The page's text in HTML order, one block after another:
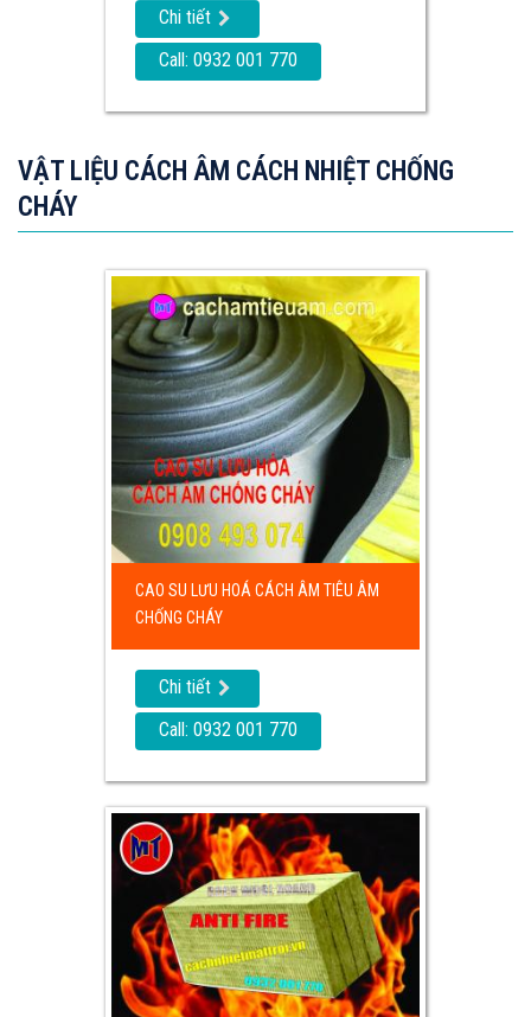
Chi tiết
Call: 0932 001 770
VẬT LIỆU CÁCH ÂM CÁCH NHIỆT CHỐNG
CHÁY
CAO SU LƯU HOÁ CÁCH ÂM TIÊU ÂM
CHỐNG CHÁY
Chi tiết
Call: 0932 001 770